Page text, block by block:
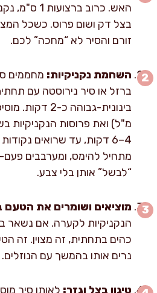
בצל דק ושום פרוס. כשכל
זורם והסיר לא “מחכה” לכם.
השחמת נקניקיות: מחממים
ברזל או סיר נירוסטה עם
מ"ל) ואת פרוסות הנקניקיות
4–6 דקות, עד שרואים
מתחיל להימס, ומערבבים
“לבשל” אותן בלי צבע.
מוציאים ושומרים את הטעם
הנקניקיות לקערה. אם נשאר
כהים בתחתית, זה מצוין. זה
נרים אותו בהמשך עם הנוזלים.
טיגון בצל וגזר: